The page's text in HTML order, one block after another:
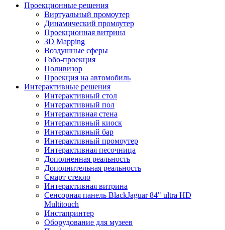
Проекционные решения
Виртуальный промоутер
Динамический промоутер
Проекционная витрина
3D Mapping
Воздушные сферы
Гобо-проекция
Поливизор
Проекция на автомобиль
Интерактивные решения
Интерактивный стол
Интерактивный пол
Интерактивная стена
Интерактивный киоск
Интерактивный бар
Интерактивный промоутер
Интерактивная песочница
Дополненная реальность
Дополнительная реальность
Смарт стекло
Интерактивная витрина
Сенсорная панель BlackJaguar 84" ultra HD
Multitouch
Инстапринтер
Оборудование для музеев